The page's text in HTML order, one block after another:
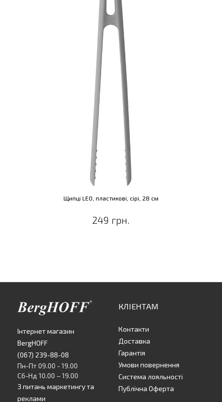
Щипці LEO, пластикові, сірі, 28 см
249 грн.
Інтернет магазин
BergHOFF
(067) 239-88-08
Пн-Пт 09.00 - 19.00
Сб-Нд 10.00 – 19.00
З питань маркетингу та
реклами
КЛІЕНТАМ
Контакти
Доставка
Гарантія
Умови повернення
Система лояльності
Публічна Оферта